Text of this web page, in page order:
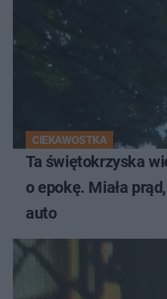
CIEKAWOSTKA
Ta świętokrzyska
o epokę. Miała
auto